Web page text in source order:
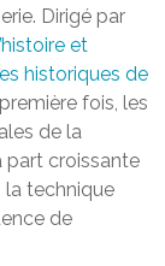
Dirigé par
et
historiques de
fois, les
de la
part croissante
la technique
de